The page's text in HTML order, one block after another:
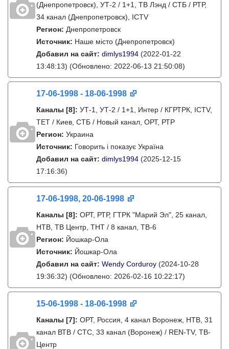
(Днепропетровск), УТ-2 / 1+1, ТВ Лэнд / СТБ / РТР,
34 канал (Днепропетровск), ICTV
Регион: Днепропетровск
Источник: Наше місто (Днепропетровск)
Добавил на сайт: dimlys1994 (2022-01-22
13:48:13) (Обновлено: 2022-06-13 21:50:08)
17-06-1998 - 18-06-1998
Каналы [8]: УТ-1, УТ-2 / 1+1, Интер / КГРТРК, ICTV,
ТЕТ / Киев, СТБ / Новый канал, ОРТ, РТР
Регион: Украина
Источник: Говорить і показує Україна
Добавил на сайт: dimlys1994 (2025-12-15
17:16:36)
17-06-1998, 20-06-1998
Каналы [8]: ОРТ, РТР, ГТРК "Марий Эл", 25 канал,
НТВ, ТВ Центр, ТНТ / 8 канал, ТВ-6
Регион: Йошкар-Ола
Источник: Йошкар-Ола
Добавил на сайт: Wendy Corduroy (2024-10-28
19:36:32) (Обновлено: 2026-02-16 10:22:17)
15-06-1998 - 18-06-1998
Каналы [7]: ОРТ, Россия, 4 канал Воронеж, НТВ, 31
канал ВТВ / СТС, 33 канал (Воронеж) / REN-TV, ТВ-
Центр